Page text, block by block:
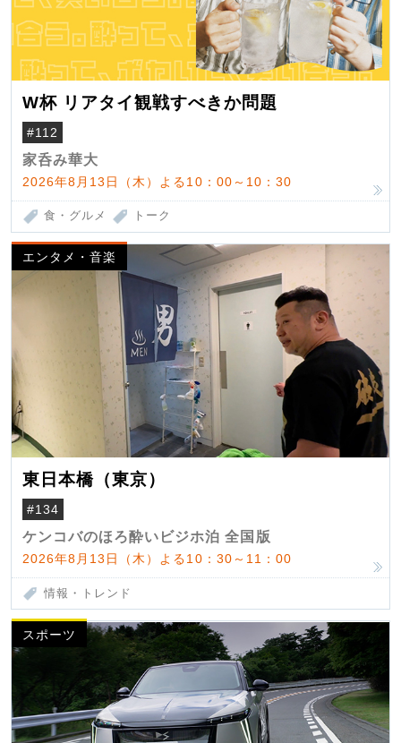
W杯 リアタイ観戦すべきか問題
#112
家呑み華大
2026年8月13日（木）よる10：00～10：30
食・グルメ トーク
エンタメ・音楽
東日本橋（東京）
#134
ケンコバのほろ酔いビジホ泊 全国版
2026年8月13日（木）よる10：30～11：00
情報・トレンド
スポーツ